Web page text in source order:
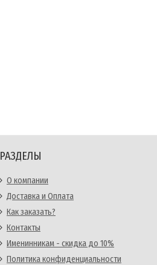
РАЗДЕЛЫ
О компании
Доставка и Оплата
Как заказать?
Контакты
Именинникам - скидка до 10%
Политика конфиденциальности